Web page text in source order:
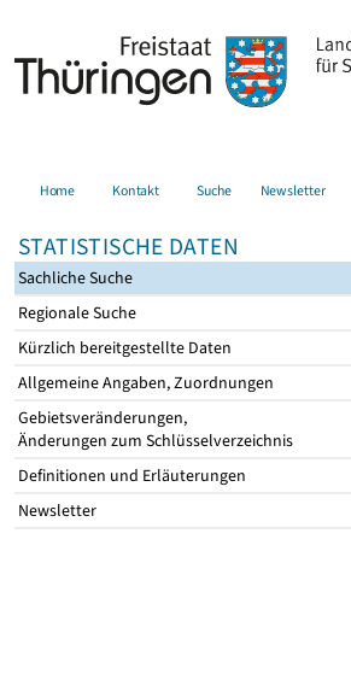
Home Kontakt Suche Newsletter
STATISTISCHE DATEN
Sachliche Suche
Regionale Suche
Kürzlich bereitgestellte Daten
Allgemeine Angaben, Zuordnungen
Gebietsveränderungen,
Änderungen zum Schlüsselverzeichnis
Definitionen und Erläuterungen
Newsletter